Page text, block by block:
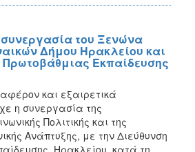
του Ξενώνα
Δήμου Ηρακλείου και
Πρωτοβάθμιας Εκπαίδευσης
και εξαιρετικά
η συνεργασία της
Πολιτικής και της
Ανάπτυξης, με την Διεύθυνση
Ηρακλείου, κατά τη